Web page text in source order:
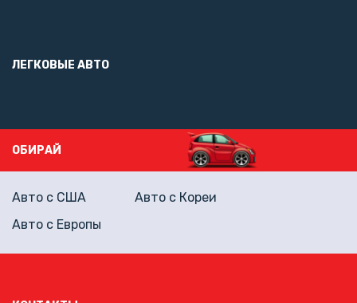
ЛЕГКОВЫЕ АВТО
ОБИРАЙ
Авто с США
Авто с Кореи
Авто с Европы